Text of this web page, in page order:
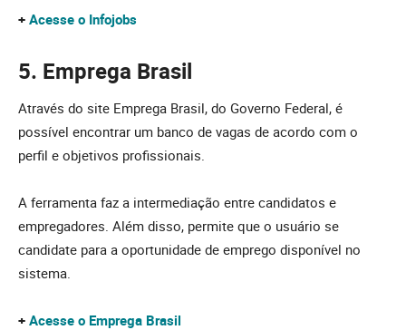
+ Acesse o Infojobs
5. Emprega Brasil
Através do site Emprega Brasil, do Governo Federal, é
possível encontrar um banco de vagas de acordo com o
perfil e objetivos profissionais.
A ferramenta faz a intermediação entre candidatos e
empregadores. Além disso, permite que o usuário se
candidate para a oportunidade de emprego disponível no
sistema.
+ Acesse o Emprega Brasil